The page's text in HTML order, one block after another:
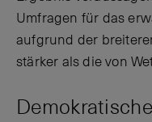
Umfragen für das
aufgrund der
stärker als die von